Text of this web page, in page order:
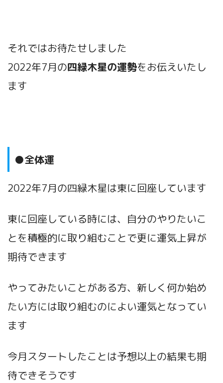
それではお待たせしました
2022年7月の四緑木星の運勢をお伝えいたし
ます
●全体運
2022年7月の四緑木星は東に回座しています
東に回座している時には、自分のやりたいこ
とを積極的に取り組むことで更に運気上昇が
期待できます
やってみたいことがある方、新しく何か始め
たい方には取り組むのによい運気となってい
ます
今月スタートしたことは予想以上の結果も期
待できそうです